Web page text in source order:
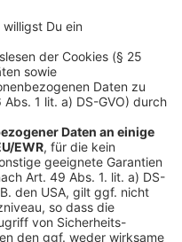
Seine EP "A
im Blick behalten